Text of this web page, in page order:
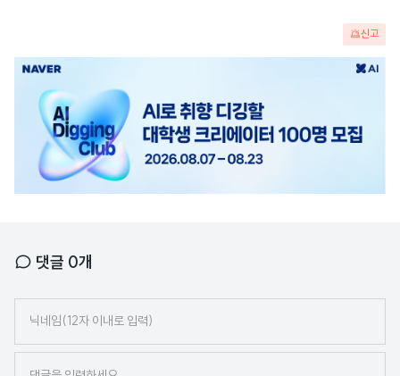
신고
광
댓글 0개
임